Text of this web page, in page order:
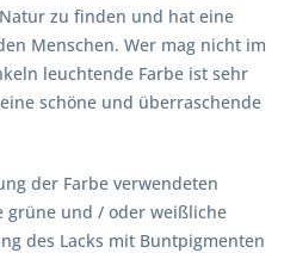
zu finden und hat eine
Menschen. Wer mag nicht im
leuchtende Farbe ist sehr
schöne und überraschende
der Farbe verwendeten
grüne und / oder weißliche
des Lacks mit Buntpigmenten